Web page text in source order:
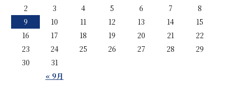
« 9月
2
3 4 5 6 7
8
9
10 11 12 13 14
15
16
17 18 19 20 21
22
23
24 25 26 27 28
29
30
31